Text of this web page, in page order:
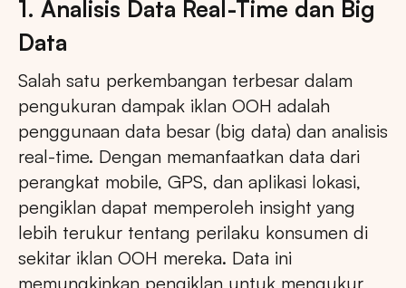
1. Analisis Data Real-Time dan Big
Data
Salah satu perkembangan terbesar dalam
pengukuran dampak iklan OOH adalah
penggunaan data besar (big data) dan analisis
real-time. Dengan memanfaatkan data dari
perangkat mobile, GPS, dan aplikasi lokasi,
pengiklan dapat memperoleh insight yang
lebih terukur tentang perilaku konsumen di
sekitar iklan OOH mereka. Data ini
memungkinkan pengiklan untuk mengukur